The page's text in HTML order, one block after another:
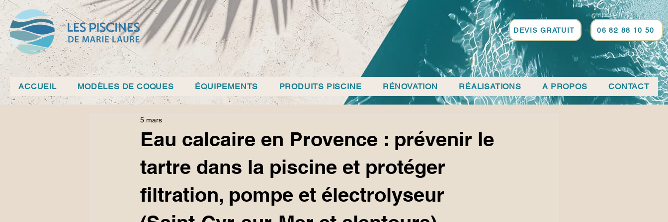
ACCUEIL MODÈLES DE COQUES ÉQUIPEMENTS PRODUITS PISCINE RÉNOVATION RÉALISATIONS A PROPOS CONTACT
DEVIS GRATUIT 06 82 88 10 50
Eau calcaire en Provence : prévenir le
tartre dans la piscine et protéger
filtration, pompe et électrolyseur
5 mars